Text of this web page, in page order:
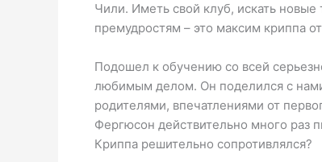
Чили. Иметь свой клуб, искать новые
премудростям – это максим криппа
Подошел к обучению со всей
любимым делом. Он поделился с
родителями, впечатлениями от
Фергюсон действительно много раз
Криппа решительно сопротивлялся?